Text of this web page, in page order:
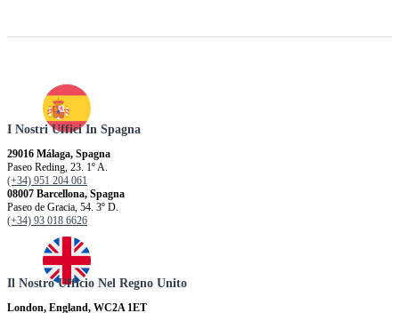
I Nostri Uffici In Spagna
29016 Málaga, Spagna
Paseo Reding, 23. 1º A.
(+34) 951 204 061
08007 Barcellona, ​​Spagna
Paseo de Gracia, 54. 3º D.
(+34) 93 018 6626
Il Nostro Ufficio Nel Regno Unito
London, England, WC2A 1ET